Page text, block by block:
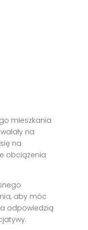
mieszkania
na
na
obciążenia
aby móc
odpowiedzią